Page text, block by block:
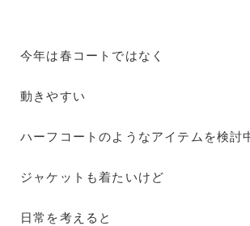
今年は春コートではなく
動きやすい
ハーフコートのようなアイテムを検討
ジャケットも着たいけど
日常を考えると